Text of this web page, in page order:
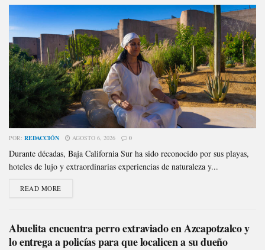
POR: REDACCIÓN AGOSTO 6, 2026 0
Durante décadas, Baja California Sur ha sido reconocido por sus playas,
hoteles de lujo y extraordinarias experiencias de naturaleza y...
READ MORE
Abuelita encuentra perro extraviado en Azcapotzalco y
lo entrega a policías para que localicen a su dueño